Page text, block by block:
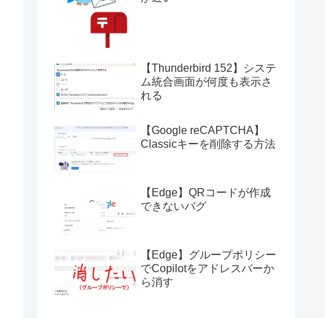
【Thunderbird 152】システ
ム統合画面が何度も表示さ
れる
【Google reCAPTCHA】
Classicキーを削除する方法
【Edge】QRコードが作成
できないバグ
【Edge】グループポリシー
でCopilotをアドレスバーか
ら消す